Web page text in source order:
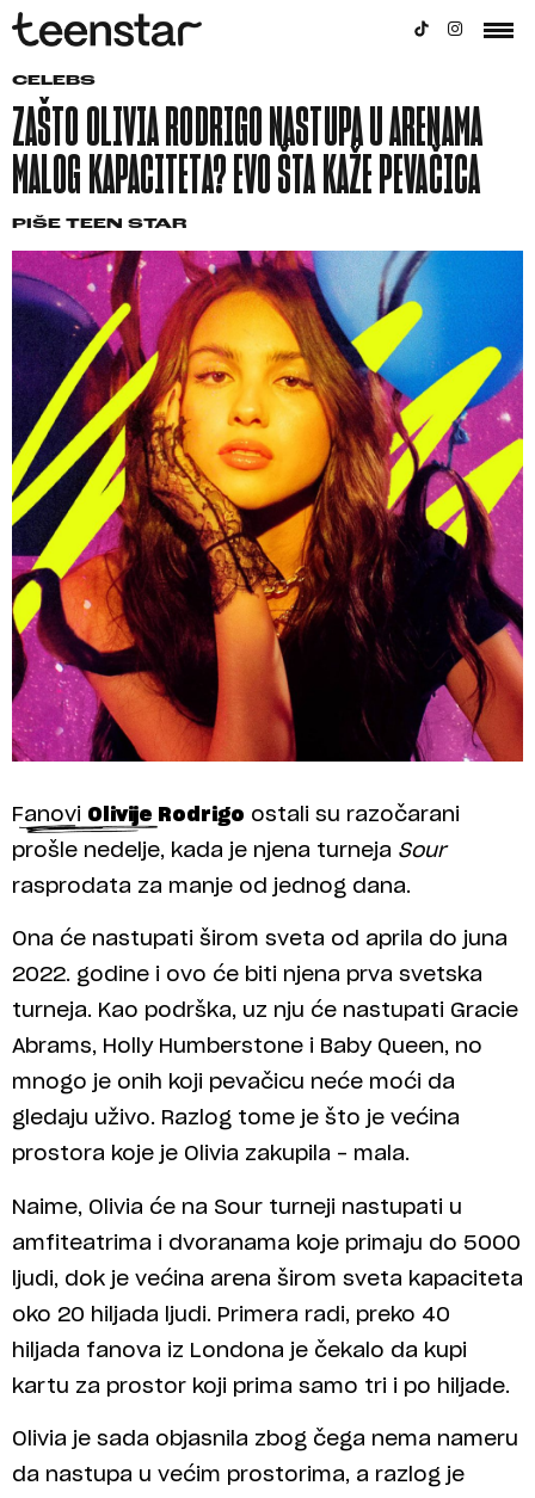
CELEBS
ZAŠTO OLIVIA RODRIGO NASTUPA U ARENAMA
MALOG KAPACITETA? EVO ŠTA KAŽE PEVAČICA
PIŠE TEEN STAR
Fanovi Olivije Rodrigo ostali su razočarani
prošle nedelje, kada je njena turneja Sour
rasprodata za manje od jednog dana.
Ona će nastupati širom sveta od aprila do juna
2022. godine i ovo će biti njena prva svetska
turneja. Kao podrška, uz nju će nastupati Gracie
Abrams, Holly Humberstone i Baby Queen, no
mnogo je onih koji pevačicu neće moći da
gledaju uživo. Razlog tome je što je većina
prostora koje je Olivia zakupila – mala.
Naime, Olivia će na Sour turneji nastupati u
amfiteatrima i dvoranama koje primaju do 5000
ljudi, dok je većina arena širom sveta kapaciteta
oko 20 hiljada ljudi. Primera radi, preko 40
hiljada fanova iz Londona je čekalo da kupi
kartu za prostor koji prima samo tri i po hiljade.
Olivia je sada objasnila zbog čega nema nameru
da nastupa u većim prostorima, a razlog je